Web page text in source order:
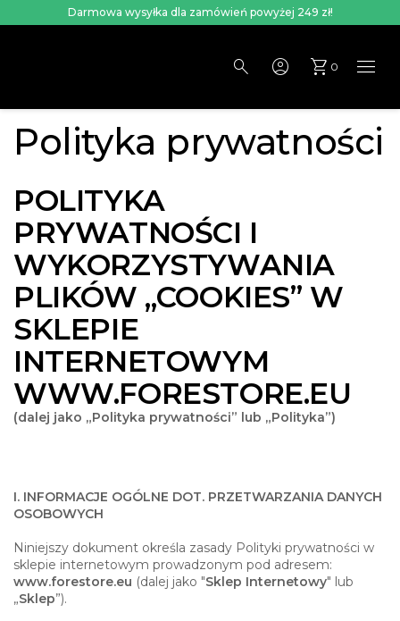
Darmowa wysyłka dla zamówień powyżej 249 zł!
search account_circle shopping_cart 0 menu
Polityka prywatności
POLITYKA
PRYWATNOŚCI I
WYKORZYSTYWANIA
PLIKÓW „COOKIES” W
SKLEPIE
INTERNETOWYM
WWW.FORESTORE.EU
(dalej jako „Polityka prywatności” lub „Polityka”)
I. INFORMACJE OGÓLNE DOT. PRZETWARZANIA DANYCH
OSOBOWYCH
Niniejszy dokument określa zasady Polityki prywatności w
sklepie internetowym prowadzonym pod adresem:
www.forestore.eu (dalej jako "Sklep Internetowy" lub
„Sklep”).